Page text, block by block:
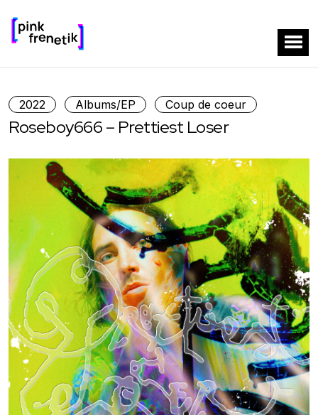
2022 Albums/EP Coup de coeur
Roseboy666 – Prettiest Loser